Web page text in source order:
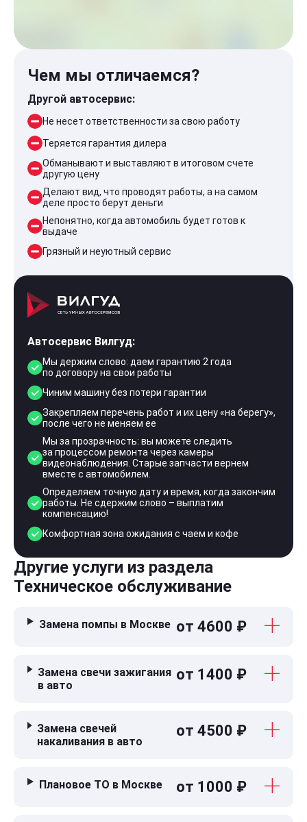
Чем мы отличаемся?
Другой автосервис:
Не несет ответственности за свою работу
Теряется гарантия дилера
Обманывают и выставляют в итоговом счете
другую цену
Делают вид, что проводят работы, а на самом
деле просто берут деньги
Непонятно, когда автомобиль будет готов к
выдаче
Грязный и неуютный сервис
Автосервис Вилгуд:
Мы держим слово: даем гарантию 2 года
по договору на свои работы
Чиним машину без потери гарантии
Закрепляем перечень работ и их цену «на берегу»,
после чего не меняем ее
Мы за прозрачность: вы можете следить
за процессом ремонта через камеры
видеонаблюдения. Старые запчасти вернем
вместе с автомобилем.
Определяем точную дату и время, когда закончим
работы. Не сдержим слово – выплатим
компенсацию!
Комфортная зона ожидания с чаем и кофе
Другие услуги из раздела
Техническое обслуживание
Замена помпы в Москве от 4600 ₽
Замена свечи зажигания
в авто
от 1400 ₽
Замена свечей
накаливания в авто
от 4500 ₽
Плановое ТО в Москве от 1000 ₽